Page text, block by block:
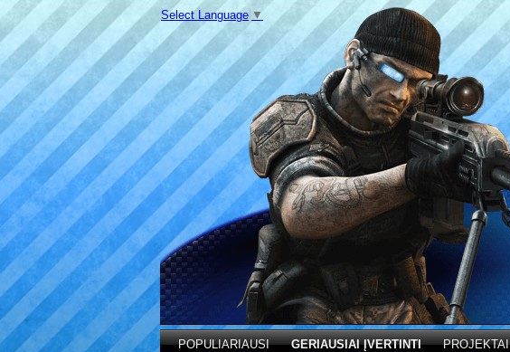
Select Language ▼
POPULIARIAUSI GERIAUSIAI ĮVERTINTI PROJEKTAI